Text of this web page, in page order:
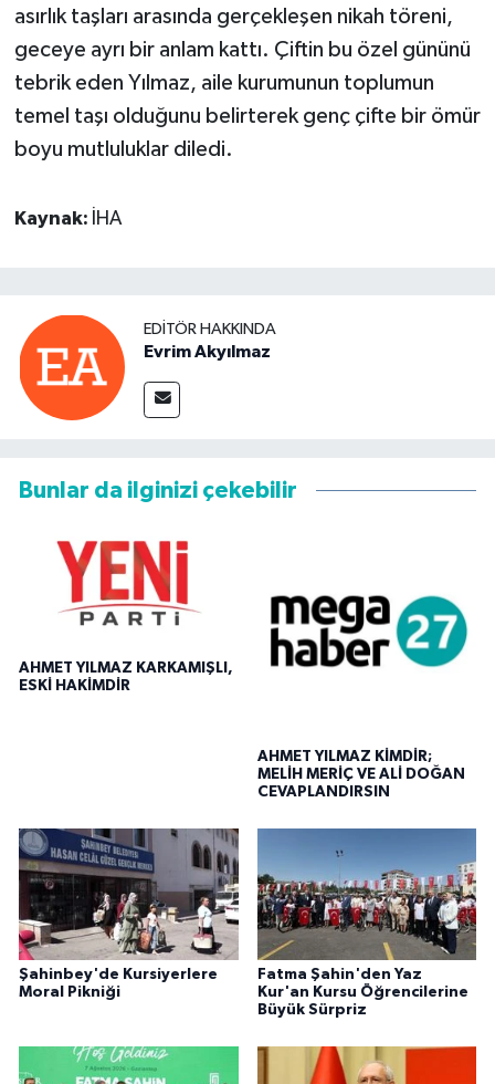
asırlık taşları arasında gerçekleşen nikah töreni,
geceye ayrı bir anlam kattı. Çiftin bu özel gününü
tebrik eden Yılmaz, aile kurumunun toplumun
temel taşı olduğunu belirterek genç çifte bir ömür
boyu mutluluklar diledi.
Kaynak: İHA
EDITÖR HAKKINDA
Evrim Akyılmaz
Bunlar da ilginizi çekebilir
AHMET YILMAZ KARKAMIŞLI,
ESKİ HAKİMDİR
AHMET YILMAZ KİMDİR;
MELİH MERİÇ VE ALİ DOĞAN
CEVAPLANDIRSIN
Şahinbey'de Kursiyerlere
Moral Pikniği
Fatma Şahin'den Yaz
Kur'an Kursu Öğrencilerine
Büyük Sürpriz